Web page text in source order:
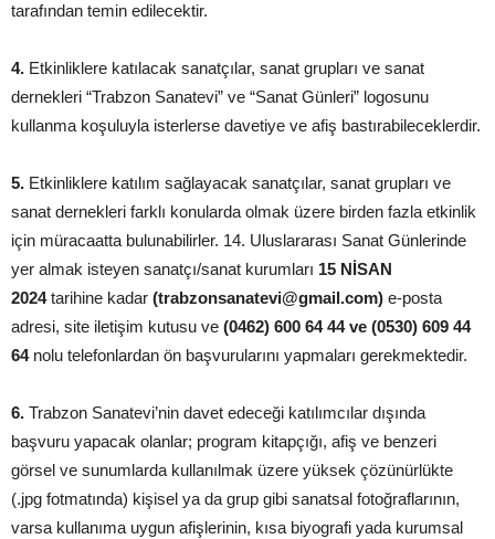
tarafından temin edilecektir.
4. Etkinliklere katılacak sanatçılar, sanat grupları ve sanat
dernekleri “Trabzon Sanatevi” ve “Sanat Günleri” logosunu
kullanma koşuluyla isterlerse davetiye ve afiş bastırabileceklerdir.
5. Etkinliklere katılım sağlayacak sanatçılar, sanat grupları ve
sanat dernekleri farklı konularda olmak üzere birden fazla etkinlik
için müracaatta bulunabilirler. 14. Uluslararası Sanat Günlerinde
yer almak isteyen sanatçı/sanat kurumları 15 NİSAN
2024tarihine kadar (trabzonsanatevi@gmail.com) e-posta
adresi, site iletişim kutusu ve (0462) 600 64 44 ve (0530) 609 44
64nolu telefonlardan ön başvurularını yapmaları gerekmektedir.
6. Trabzon Sanatevi’nin davet edeceği katılımcılar dışında
başvuru yapacak olanlar; program kitapçığı, afiş ve benzeri
görsel ve sunumlarda kullanılmak üzere yüksek çözünürlükte
(.jpg fotmatında) kişisel ya da grup gibi sanatsal fotoğraflarının,
varsa kullanıma uygun afişlerinin, kısa biyografi yada kurumsal